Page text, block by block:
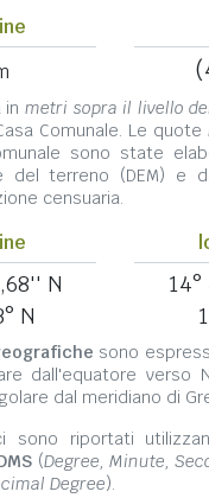
in metri sopra il livello
Comunale. Le quote
sono state
del terreno (DEM) e
censuaria.
N
N
sono
dall'equatore verso
dal meridiano di
sono riportati
(Degree, Minute,
Degree).